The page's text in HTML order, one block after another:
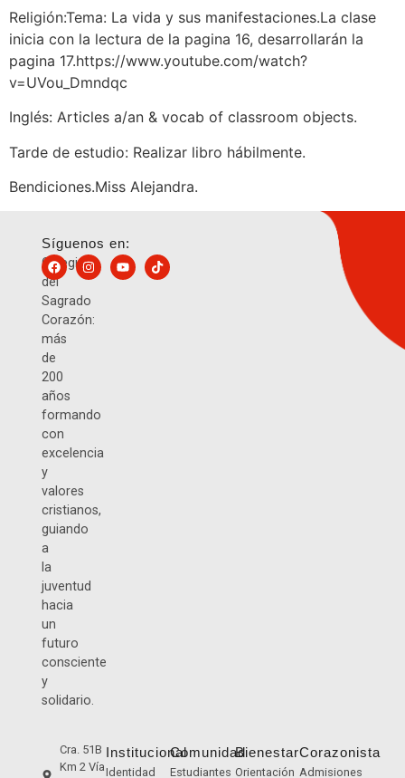
Religión:Tema: La vida y sus manifestaciones.La clase
inicia con la lectura de la pagina 16, desarrollarán la
pagina 17.https://www.youtube.com/watch?
v=UVou_Dmndqc
Inglés: Articles a/an & vocab of classroom objects.
Tarde de estudio: Realizar libro hábilmente.
Bendiciones.Miss Alejandra.
Colegio
del
Sagrado
Corazón:
más
de
200
años
formando
con
excelencia
y
valores
cristianos,
guiando
a
la
juventud
hacia
un
futuro
consciente
y
solidario.
Síguenos en:
Cra. 51B
Km 2 Vía
Institucional
Identidad
Comunidad
Estudiantes
Bienestar
Orientación
Corazonista
Admisiones